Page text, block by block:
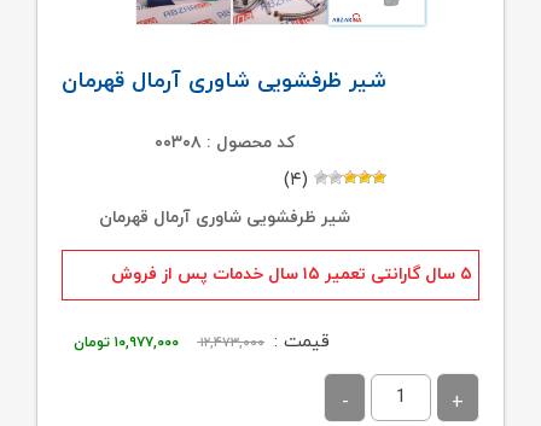
شیر ظرفشویی شاوری آرمال قهرمان
کد محصول : ۰۰۳۰۸
(۴)
شیر ظرفشویی شاوری آرمال قهرمان
۵ سال گارانتی تعمیر ۱۵ سال خدمات پس از فروش
قیمت : ۱۲,۴۷۳,۰۰۰
قیمت
۱۰,۹۷۷,۰۰۰ تومان